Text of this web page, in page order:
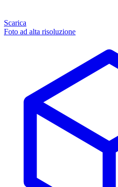
Scarica
Foto ad alta risoluzione